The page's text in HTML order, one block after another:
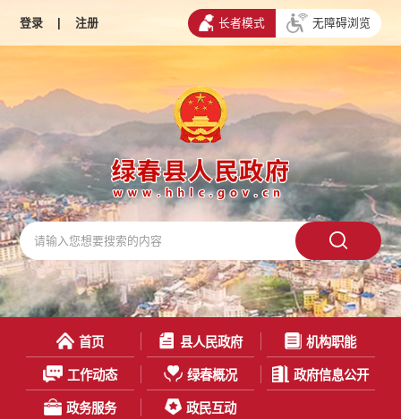
登录 | 注册 长者模式 无障碍浏览
首页 县人民政府 机构职能
工作动态 绿春概况 政府信息公开
政务服务 政民互动